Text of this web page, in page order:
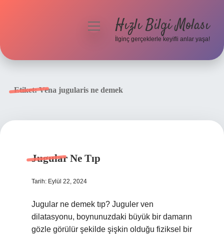
menüyüHızlı Bilgi Molası
İlginç gerçeklerle keyifli anlar yaşa!
Etiket:Vena jugularis ne demek
Jugular Ne Tıp
Tarih: Eylül 22, 2024
Jugular ne demek tıp? Juguler ven
dilatasyonu, boynunuzdaki büyük bir damarın
gözle görülür şekilde şişkin olduğu fiziksel bir